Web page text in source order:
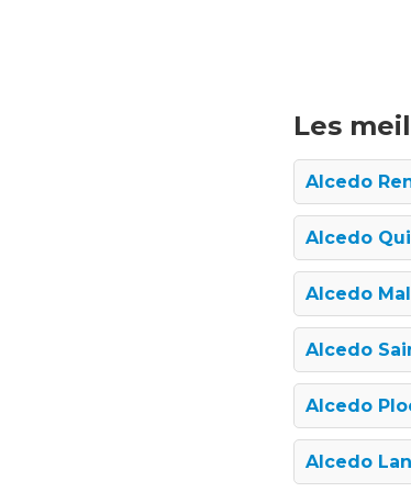
Les
Alcedo
Alcedo
Alcedo
Alcedo
Alcedo
Alcedo